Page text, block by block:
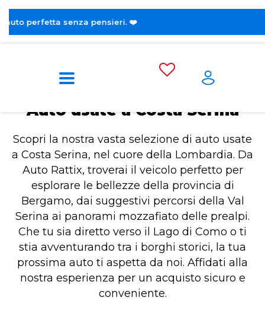
Home Auto usate a Costa Serina
Auto usate a Costa Serina
Scopri la nostra vasta selezione di auto usate
a Costa Serina, nel cuore della Lombardia. Da
Auto Rattix, troverai il veicolo perfetto per
esplorare le bellezze della provincia di
Bergamo, dai suggestivi percorsi della Val
Serina ai panorami mozzafiato delle prealpi.
Che tu sia diretto verso il Lago di Como o ti
stia avventurando tra i borghi storici, la tua
prossima auto ti aspetta da noi. Affidati alla
nostra esperienza per un acquisto sicuro e
conveniente.